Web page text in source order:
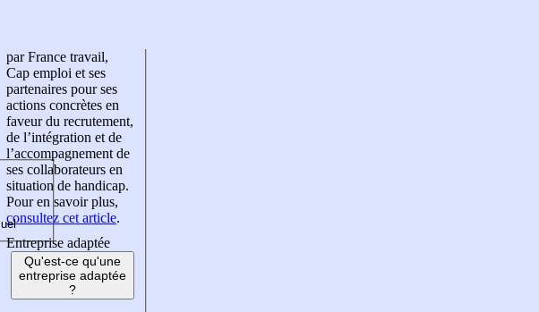
par France travail,
Cap emploi et ses
partenaires pour ses
actions concrètes en
faveur du recrutement,
de l’intégration et de
l’accompagnement de
ses collaborateurs en
situation de handicap.
Pour en savoir plus,
consultez cet article.
Entreprise adaptée
Qu'est-ce qu'une
entreprise adaptée
?